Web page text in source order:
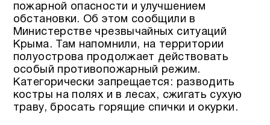
пожарной опасности и улучшением
обстановки. Об этом сообщили в
Министерстве чрезвычайных ситуаций
Крыма. Там напомнили, на территории
полуострова продолжает действовать
особый противопожарный режим.
Категорически запрещается: разводить
костры на полях и в лесах, сжигать сухую
траву, бросать горящие спички и окурки.